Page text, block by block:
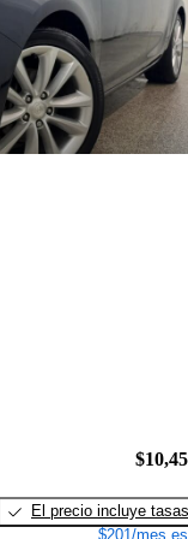
El precio incluye tasas
$201/mes